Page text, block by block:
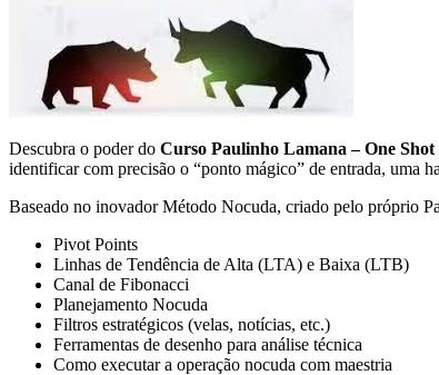
Descubra o poder do Curso Paulinho Lamana – One
identificar com precisão o “ponto mágico” de entrada, uma
Baseado no inovador Método Nocuda, criado pelo próprio
Pivot Points
Linhas de Tendência de Alta (LTA) e Baixa (LTB)
Canal de Fibonacci
Planejamento Nocuda
Filtros estratégicos (velas, notícias, etc.)
Ferramentas de desenho para análise técnica
Como executar a operação nocuda com maestria